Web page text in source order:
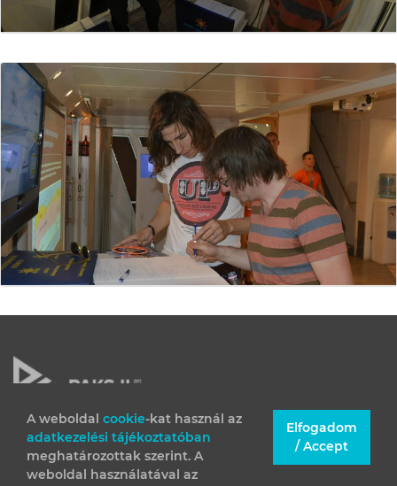
A weboldal cookie-kat használ az
adatkezelési tájékoztatóban
meghatározottak szerint. A
weboldal használatával az
Elfogadom
/ Accept
JOGI INFORMÁCIÓK
IMPRESSZUM